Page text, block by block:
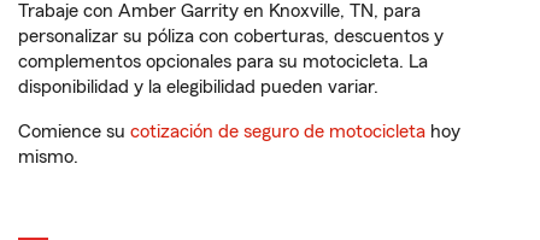
Trabaje con Amber Garrity en Knoxville, TN, para
personalizar su póliza con coberturas, descuentos y
complementos opcionales para su motocicleta. La
disponibilidad y la elegibilidad pueden variar.
Comience su cotización de seguro de motocicleta hoy
mismo.